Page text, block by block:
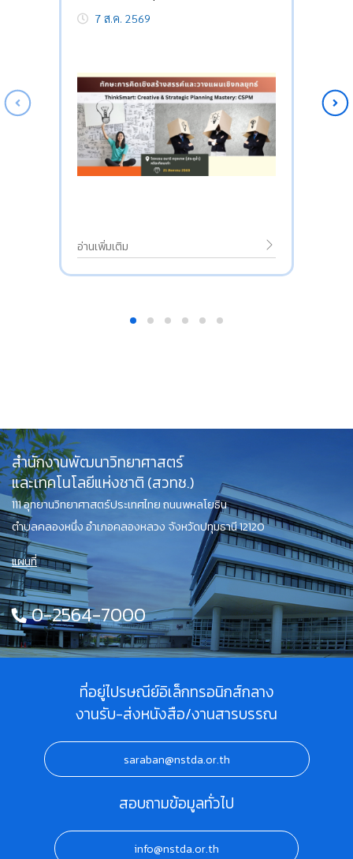
Creative & Strategic Planning
7 ส.ค. 2569
อ่านเพิ่มเติม
สำนักงานพัฒนาวิทยาศาสตร์
และเทคโนโลยีแห่งชาติ (สวทช.)
111 อุทยานวิทยาศาสตร์ประเทศไทย ถนนพหลโยธิน
ตำบลคลองหนึ่ง อำเภอคลองหลวง จังหวัดปทุมธานี 12120
แผนที่
0-2564-7000
ที่อยู่ไปรษณีย์อิเล็กทรอนิกส์กลาง
งานรับ-ส่งหนังสือ/งานสารบรรณ
saraban@nstda.or.th
สอบถามข้อมูลทั่วไป
info@nstda.or.th